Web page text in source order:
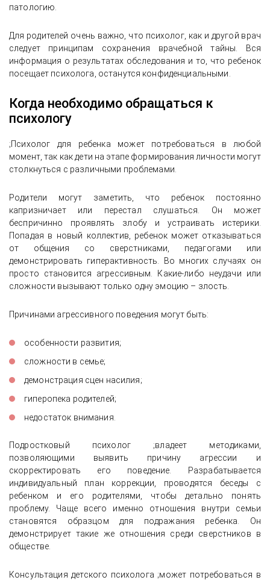
патологию.
Для родителей очень важно, что психолог, как и другой врач
следует принципам сохранения врачебной тайны. Вся
информация о результатах обследования и то, что ребенок
посещает психолога, останутся конфиденциальными.
Когда необходимо обращаться к
психологу
;Психолог для ребенка может потребоваться в любой
момент, так как дети на этапе формирования личности могут
столкнуться с различными проблемами.
Родители могут заметить, что ребенок постоянно
капризничает или перестал слушаться. Он может
беспричинно проявлять злобу и устраивать истерики.
Попадая в новый коллектив, ребенок может отказываться
от общения со сверстниками, педагогами или
демонстрировать гиперактивность. Во многих случаях он
просто становится агрессивным. Какие-либо неудачи или
сложности вызывают только одну эмоцию – злость.
Причинами агрессивного поведения могут быть:
особенности развития;
сложности в семье;
демонстрация сцен насилия;
гиперопека родителей;
недостаток внимания.
Подростковый психолог ;владеет методиками,
позволяющими выявить причину агрессии и
скорректировать его поведение. Разрабатывается
индивидуальный план коррекции, проводятся беседы с
ребенком и его родителями, чтобы детально понять
проблему. Чаще всего именно отношения внутри семьи
становятся образцом для подражания ребенка. Он
демонстрирует такие же отношения среди сверстников в
обществе.
Консультация детского психолога ;может потребоваться в